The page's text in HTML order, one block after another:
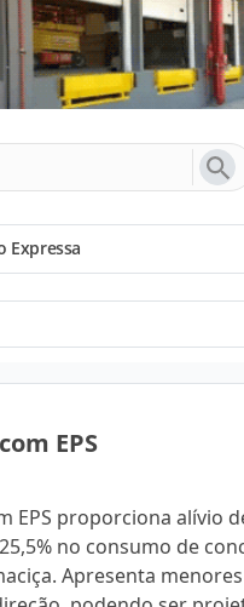
Expressa
EPS
EPS proporciona alívio
no consumo de
Apresenta menores